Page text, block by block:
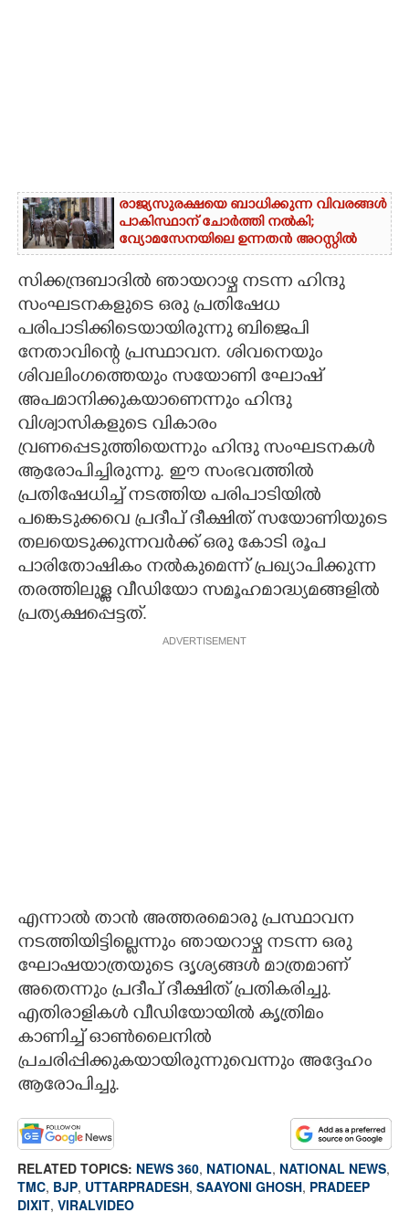
രാജ്യസുരക്ഷയെ ബാധിക്കുന്ന വിവരങ്ങൾ
പാകിസ്ഥാന് ചോ‌ർത്തി നൽകി;
വ്യോമസേനയിലെ ഉന്നതൻ അറസ്റ്റിൽ
സിക്കന്ദ്രബാദിൽ ഞായറാഴ്ച നടന്ന ഹിന്ദു
സംഘടനകളുടെ ഒരു പ്രതിഷേധ
പരിപാടിക്കിടെയായിരുന്നു ബിജെപി
നേതാവിന്റെ പ്രസ്ഥാവന. ശിവനെയും
ശിവലിംഗത്തെയും സയോണി ഘോഷ്
അപമാനിക്കുകയാണെന്നും ഹിന്ദു
വിശ്വാസികളുടെ വികാരം
വ്രണപ്പെടുത്തിയെന്നും ഹിന്ദു സംഘടനകൾ
ആരോപിച്ചിരുന്നു. ഈ സംഭവത്തിൽ
പ്രതിഷേധിച്ച് നടത്തിയ പരിപാടിയിൽ
പങ്കെടുക്കവെ പ്രദീപ് ദീക്ഷിത് സയോണിയുടെ
തലയെടുക്കുന്നവർക്ക് ഒരു കോടി രൂപ
പാരിതോഷികം നൽകുമെന്ന് പ്രഖ്യാപിക്കുന്ന
തരത്തിലുള്ള വീഡിയോ സമൂഹമാദ്ധ്യമങ്ങളിൽ
പ്രത്യക്ഷപ്പെട്ടത്.
ADVERTISEMENT
എന്നാൽ താൻ അത്തരമൊരു പ്രസ്ഥാവന
നടത്തിയിട്ടില്ലെന്നും ഞായറാഴ്ച നടന്ന ഒരു
ഘോഷയാത്രയുടെ ദൃശ്യങ്ങൾ മാത്രമാണ്
അതെന്നും പ്രദീപ് ദീക്ഷിത് പ്രതികരിച്ചു.
എതിരാളികൾ വീഡിയോയിൽ കൃത്രിമം
കാണിച്ച് ഓൺലൈനിൽ
പ്രചരിപ്പിക്കുകയായിരുന്നുവെന്നും അദ്ദേഹം
ആരോപിച്ചു.
RELATED TOPICS: NEWS 360, NATIONAL, NATIONAL NEWS,
TMC, BJP, UTTARPRADESH, SAAYONI GHOSH, PRADEEP
DIXIT, VIRALVIDEO